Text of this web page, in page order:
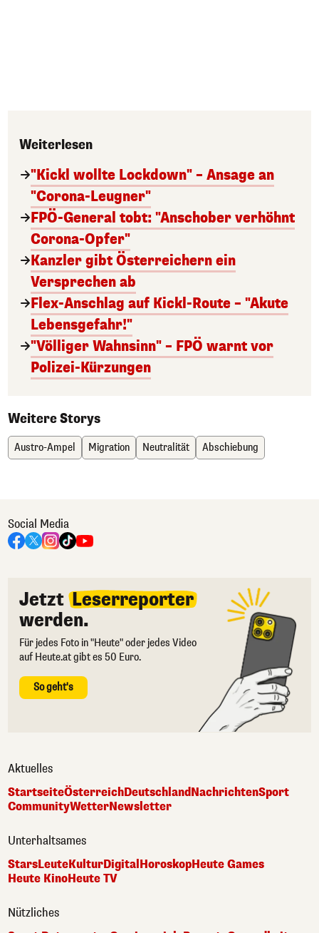
Weiterlesen
"Kickl wollte Lockdown" – Ansage an
"Corona-Leugner"
FPÖ-General tobt: "Anschober verhöhnt
Corona-Opfer"
Kanzler gibt Österreichern ein
Versprechen ab
Flex-Anschlag auf Kickl-Route – "Akute
Lebensgefahr!"
"Völliger Wahnsinn" – FPÖ warnt vor
Polizei-Kürzungen
Weitere Storys
Austro-Ampel Migration Neutralität Abschiebung
Social Media
Jetzt Leserreporter
werden.
Für jedes Foto in "Heute" oder jedes Video
auf Heute.at gibt es 50 Euro.
So geht's
Aktuelles
StartseiteÖsterreichDeutschlandNachrichtenSport
CommunityWetterNewsletter
Unterhaltsames
StarsLeuteKulturDigitalHoroskopHeute Games
Heute KinoHeute TV
Nützliches